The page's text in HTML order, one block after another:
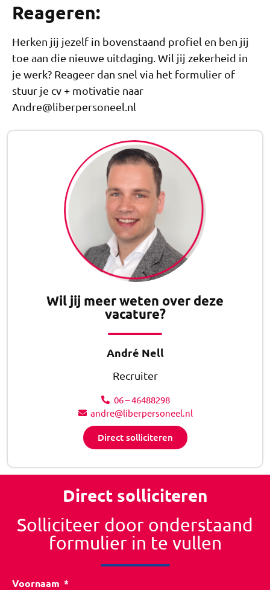
Reageren:
Herken jij jezelf in bovenstaand profiel en ben jij
toe aan die nieuwe uitdaging. Wil jij zekerheid in
je werk? Reageer dan snel via het formulier of
stuur je cv + motivatie naar
Andre@liberpersoneel.nl
Wil jij meer weten over deze
vacature?
André Nell
Recruiter
06 – 46488298
andre@liberpersoneel.nl
Direct solliciteren
Direct solliciteren
Solliciteer door onderstaand
formulier in te vullen
Voornaam